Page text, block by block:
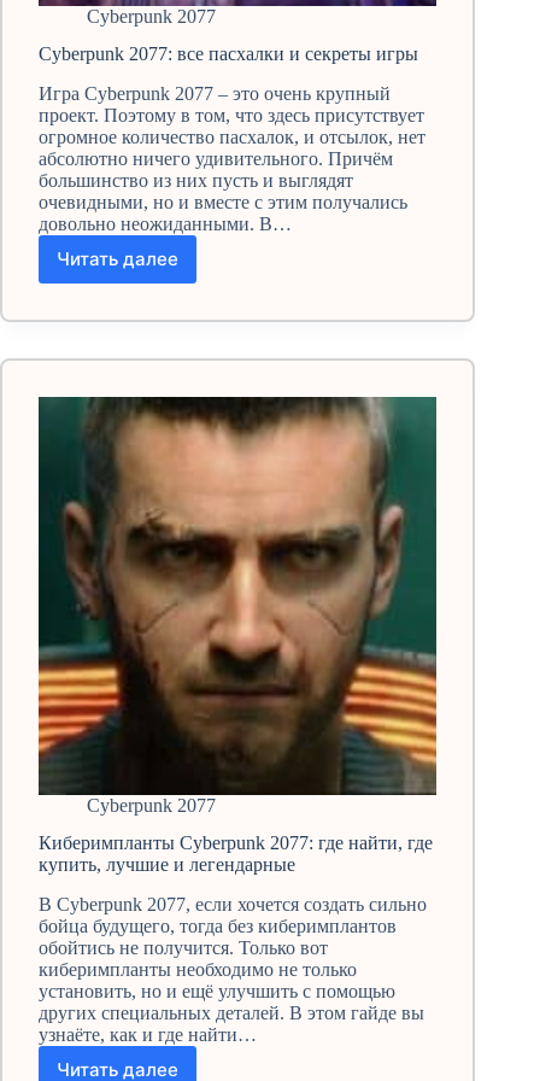
Cyberpunk 2077
Cyberpunk 2077: все пасхалки и секреты игры
Игра Cyberpunk 2077 – это очень крупный
проект. Поэтому в том, что здесь присутствует
огромное количество пасхалок, и отсылок, нет
абсолютно ничего удивительного. Причём
большинство из них пусть и выглядят
очевидными, но и вместе с этим получались
довольно неожиданными. В…
Читать далее
Cyberpunk
все
и
игры
Cyberpunk 2077
Киберимпланты Cyberpunk 2077: где найти, где
купить, лучшие и легендарные
В Cyberpunk 2077, если хочется создать сильно
бойца будущего, тогда без киберимплантов
обойтись не получится. Только вот
киберимпланты необходимо не только
установить, но и ещё улучшить с помощью
других специальных деталей. В этом гайде вы
узнаёте, как и где найти…
Читать далее